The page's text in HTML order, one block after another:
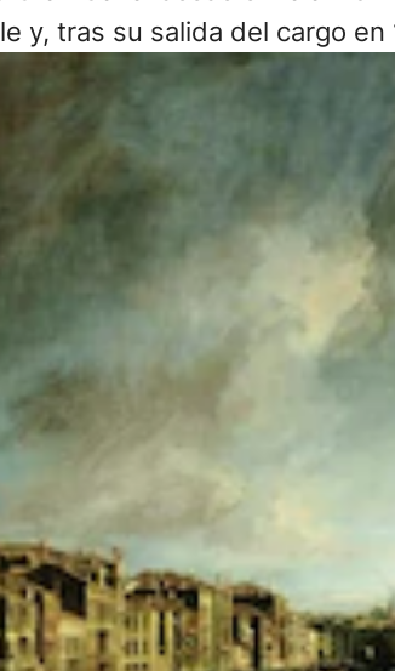
y, tras su salida del cargo